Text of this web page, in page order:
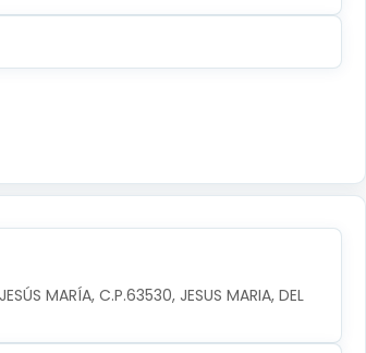
MARÍA, C.P.63530, JESUS MARIA, DEL